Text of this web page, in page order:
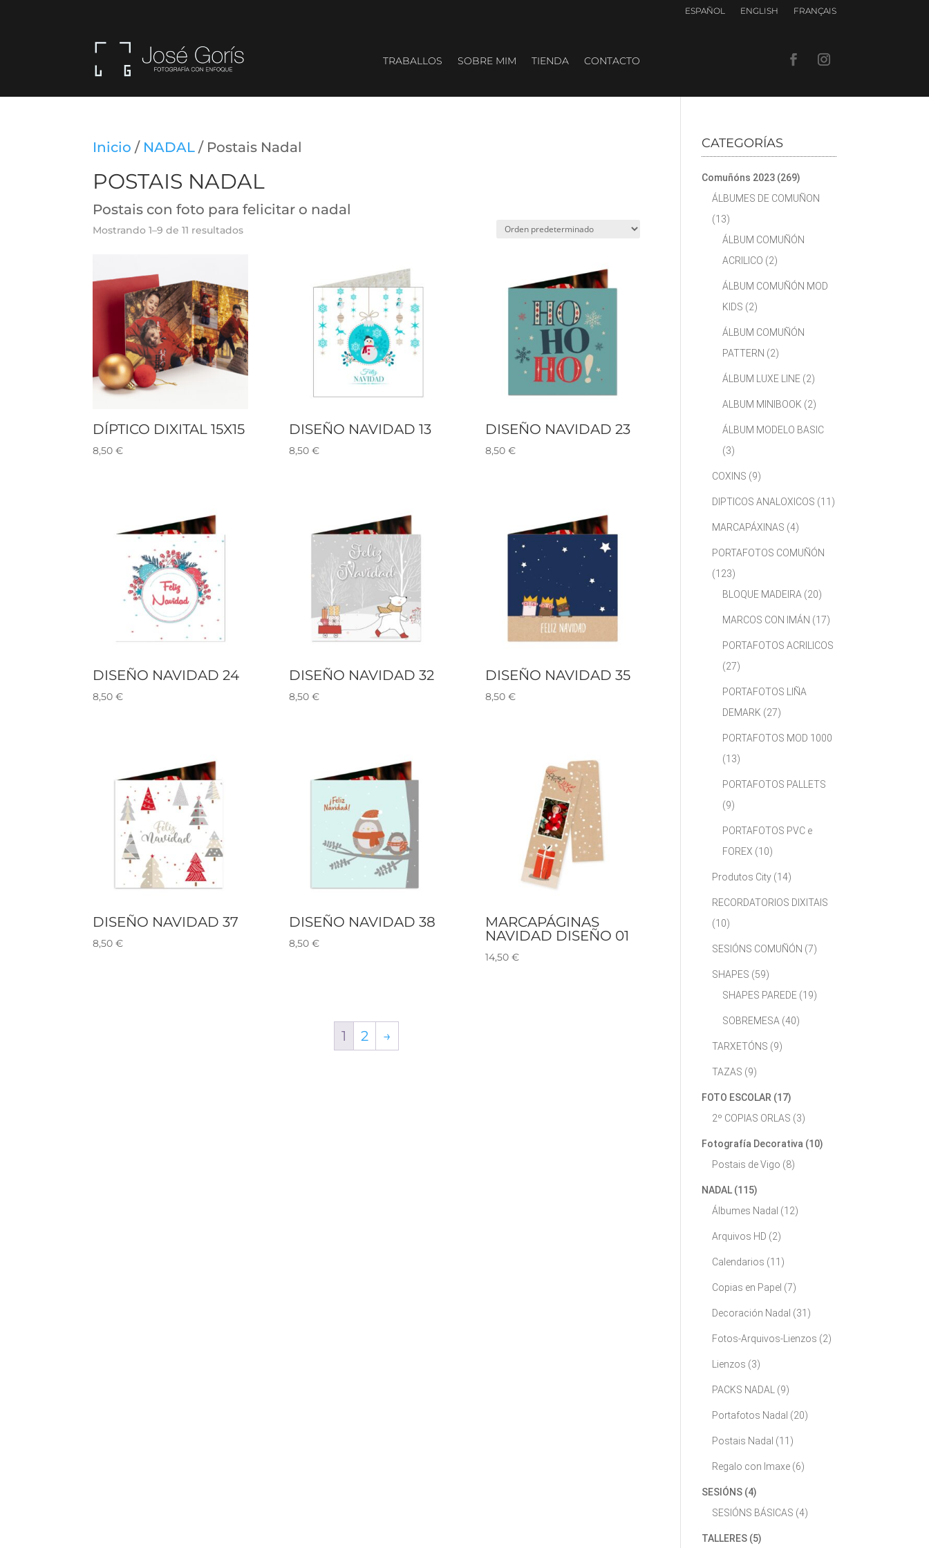
ESPAÑOL ENGLISH FRANÇAIS
TRABALLOS SOBRE MIM TIENDA CONTACTO
Inicio / NADAL / Postais Nadal
POSTAIS NADAL
Postais con foto para felicitar o nadal
Mostrando 1–9 de 11 resultados
DÍPTICO DIXITAL 15X15
8,50€
DISEÑO NAVIDAD 13
8,50 €
DISEÑO NAVIDAD 23
8,50 €
DISEÑO NAVIDAD 24
8,50€
DISEÑO NAVIDAD 32
8,50 €
DISEÑO NAVIDAD 35
8,50 €
DISEÑO NAVIDAD 37
8,50€
DISEÑO NAVIDAD 38
8,50 €
MARCAPÁGINAS
NAVIDAD DISEÑO 01
14,50 €
1 2 →
CATEGORÍAS
Comuñóns 2023 (269)
ÁLBUMES DE COMUÑON
(13)
ÁLBUM COMUÑÓN
ACRILICO (2)
ÁLBUM COMUÑÓN MOD
KIDS (2)
ÁLBUM COMUÑÓN
PATTERN (2)
ÁLBUM LUXE LINE (2)
ALBUM MINIBOOK (2)
ÁLBUM MODELO BASIC
(3)
COXINS (9)
DIPTICOS ANALOXICOS (11)
MARCAPÁXINAS (4)
PORTAFOTOS COMUÑÓN
(123)
BLOQUE MADEIRA (20)
MARCOS CON IMÁN (17)
PORTAFOTOS ACRILICOS
(27)
PORTAFOTOS LIÑA
DEMARK (27)
PORTAFOTOS MOD 1000
(13)
PORTAFOTOS PALLETS
(9)
PORTAFOTOS PVC e
FOREX (10)
Produtos City (14)
RECORDATORIOS DIXITAIS
(10)
SESIÓNS COMUÑÓN (7)
SHAPES (59)
SHAPES PAREDE (19)
SOBREMESA (40)
TARXETÓNS (9)
TAZAS (9)
FOTO ESCOLAR (17)
2º COPIAS ORLAS (3)
Fotografía Decorativa (10)
Postais de Vigo (8)
NADAL (115)
Álbumes Nadal (12)
Arquivos HD (2)
Calendarios (11)
Copias en Papel (7)
Decoración Nadal (31)
Fotos-Arquivos-Lienzos (2)
Lienzos (3)
PACKS NADAL (9)
Portafotos Nadal (20)
Postais Nadal (11)
Regalo con Imaxe (6)
SESIÓNS (4)
SESIÓNS BÁSICAS (4)
TALLERES (5)